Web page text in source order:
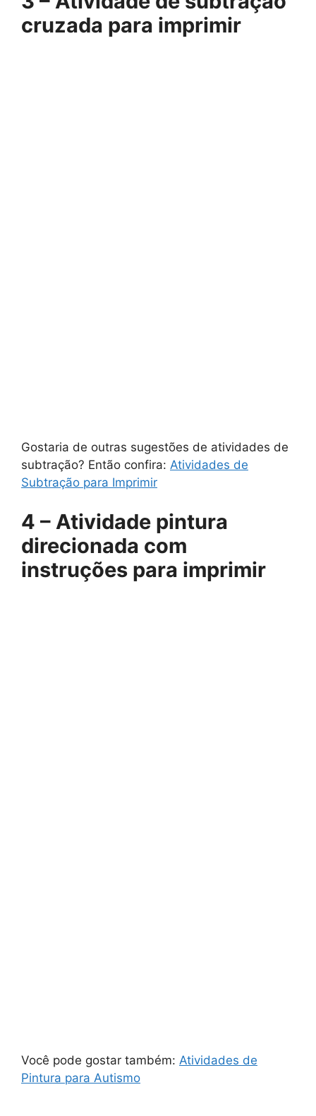
cruzada para imprimir
Gostaria de outras sugestões de atividades de
subtração? Então confira: Atividades de
Subtração para Imprimir
4 – Atividade pintura
direcionada com
instruções para imprimir
Você pode gostar também: Atividades de
Pintura para Autismo